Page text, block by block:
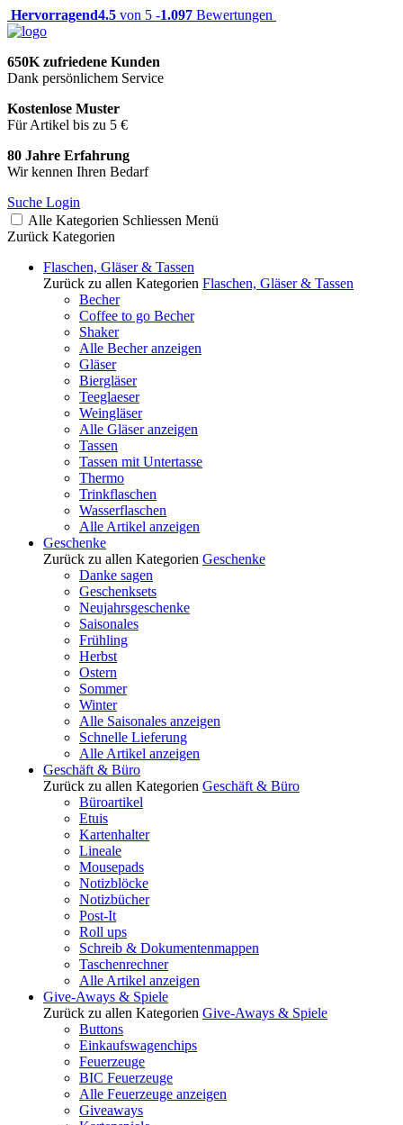
Hervorragend4.5 von 5 -1.097 Bewertungen
650K zufriedene Kunden
Dank persönlichem Service
Kostenlose Muster
Für Artikel bis zu 5 €
80 Jahre Erfahrung
Wir kennen Ihren Bedarf
Suche Login
Alle Kategorien Schliessen Menü
Zurück Kategorien
Flaschen, Gläser & Tassen
Zurück zu allen Kategorien Flaschen, Gläser & Tassen
Becher
Coffee to go Becher
Shaker
Alle Becher anzeigen
Gläser
Biergläser
Teeglaeser
Weingläser
Alle Gläser anzeigen
Tassen
Tassen mit Untertasse
Thermo
Trinkflaschen
Wasserflaschen
Alle Artikel anzeigen
Geschenke
Zurück zu allen Kategorien Geschenke
Danke sagen
Geschenksets
Neujahrsgeschenke
Saisonales
Frühling
Herbst
Ostern
Sommer
Winter
Alle Saisonales anzeigen
Schnelle Lieferung
Alle Artikel anzeigen
Geschäft & Büro
Zurück zu allen Kategorien Geschäft & Büro
Büroartikel
Etuis
Kartenhalter
Lineale
Mousepads
Notizblöcke
Notizbücher
Post-It
Roll ups
Schreib & Dokumentenmappen
Taschenrechner
Alle Artikel anzeigen
Give-Aways & Spiele
Zurück zu allen Kategorien Give-Aways & Spiele
Buttons
Einkaufswagenchips
Feuerzeuge
BIC Feuerzeuge
Alle Feuerzeuge anzeigen
Giveaways